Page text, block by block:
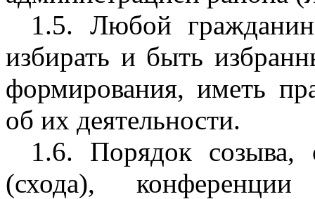
1.5. Любой
избирать и быть
формирования, иметь
об их деятельности.
1.6. Порядок созыва,
(схода), конференции